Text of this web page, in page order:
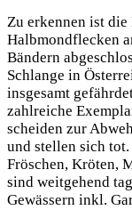
Zu erkennen ist
Halbmondflecken
Bändern
Schlange in
insgesamt
zahlreiche
scheiden zur
und stellen sich tot.
Fröschen, Kröten,
sind weitgehend
Gewässern inkl.